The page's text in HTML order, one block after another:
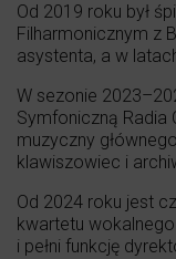
Od 2019 roku był
Filharmonicznym z
asystenta, a w
W sezonie
Symfoniczną Radia
muzyczny
klawiszowiec i
Od 2024 roku jest
kwartetu wokalnego
i pełni funkcję